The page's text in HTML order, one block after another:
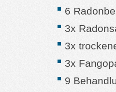
6
3x
3x
3x
9